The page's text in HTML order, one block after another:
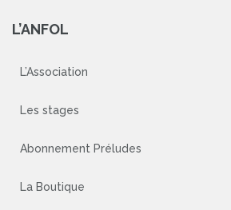
L’ANFOL
L’Association
Les stages
Abonnement Préludes
La Boutique